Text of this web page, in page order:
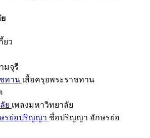
ยว
มจุรี
ทาน เสื้อครุยพระราชทาน
ย เพลงมหาวิทยาลัย
รย่อปริญญา ชื่อปริญญา อักษรย่อ